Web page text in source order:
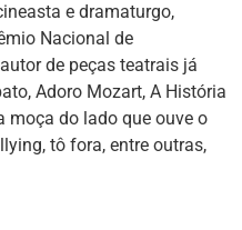
e dramaturgo,
Nacional de
de peças teatrais já
Adoro Mozart, A História
moça do lado que ouve o
tô fora, entre outras,